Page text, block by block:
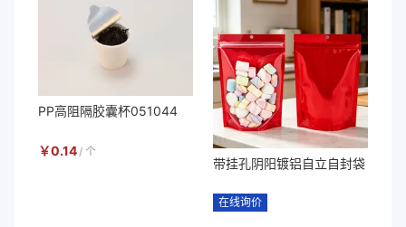
PP高阻隔胶囊杯051044
￥0.14/ 个
带挂孔阴阳镀铝自立自封袋
在线询价